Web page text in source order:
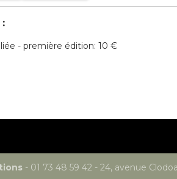
-première édition:10 €
- 01 73 48 59 42 - 24, avenue